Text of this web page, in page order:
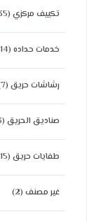
تكييف مركزي (35)
خدمات حداده (14)
رشاشات حريق (7)
صناديق الحريق (3)
طفايات حريق (15)
غير مصنف (2)